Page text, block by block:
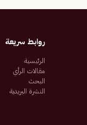
روابط سريعة
الرئيسية
مقالات الرأي
البحث
النشرة البريدية